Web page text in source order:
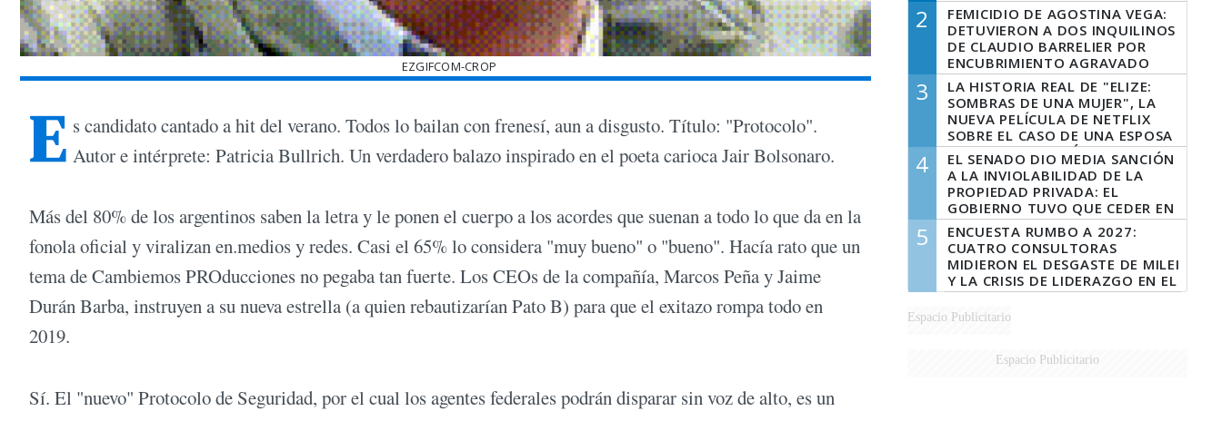
EZGIFCOM-CROP
E s candidato cantado a hit del verano. Todos lo bailan con frenesí, aun a disgusto. Título: "Protocolo".
Autor e intérprete: Patricia Bullrich. Un verdadero balazo inspirado en el poeta carioca Jair Bolsonaro.
Más del 80% de los argentinos saben la letra y le ponen el cuerpo a los acordes que suenan a todo lo que da en la
fonola oficial y viralizan en.medios y redes. Casi el 65% lo considera "muy bueno" o "bueno". Hacía rato que un
tema de Cambiemos PROducciones no pegaba tan fuerte. Los CEOs de la compañía, Marcos Peña y Jaime
Durán Barba, instruyen a su nueva estrella (a quien rebautizarían Pato B) para que el exitazo rompa todo en
2019.
Sí. El "nuevo" Protocolo de Seguridad, por el cual los agentes federales podrán disparar sin voz de alto, es un
2
FEMICIDIO DE AGOSTINA VEGA:
DETUVIERON A DOS INQUILINOS
DE CLAUDIO BARRELIER POR
ENCUBRIMIENTO AGRAVADO
3
LA HISTORIA REAL DE "ELIZE:
SOMBRAS DE UNA MUJER", LA
NUEVA PELÍCULA DE NETFLIX
SOBRE EL CASO DE UNA ESPOSA
QUE DESCUARTIZÓ A SU
MARIDO
4
EL SENADO DIO MEDIA SANCIÓN
A LA INVIOLABILIDAD DE LA
PROPIEDAD PRIVADA: EL
GOBIERNO TUVO QUE CEDER EN
LA LEY DEL MANEJO DEL FUEGO
5
ENCUESTA RUMBO A 2027:
CUATRO CONSULTORAS
MIDIERON EL DESGASTE DE MILEI
Y LA CRISIS DE LIDERAZGO EN EL
PERONISMO
Espacio Publicitario
Espacio Publicitario